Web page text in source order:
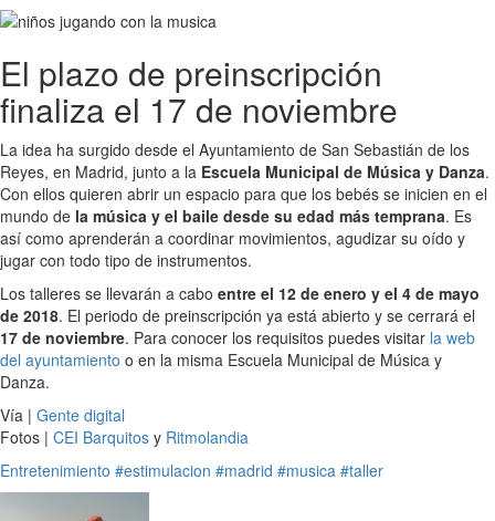
El plazo de preinscripción
finaliza el 17 de noviembre
La idea ha surgido desde el Ayuntamiento de San Sebastián de los
Reyes, en Madrid, junto a la Escuela Municipal de Música y Danza.
Con ellos quieren abrir un espacio para que los bebés se inicien en el
mundo de la música y el baile desde su edad más temprana. Es
así como aprenderán a coordinar movimientos, agudizar su oído y
jugar con todo tipo de instrumentos.
Los talleres se llevarán a cabo entre el 12 de enero y el 4 de mayo
de 2018. El periodo de preinscripción ya está abierto y se cerrará el
17 de noviembre. Para conocer los requisitos puedes visitar la web
del ayuntamiento o en la misma Escuela Municipal de Música y
Danza.
Vía | Gente digital
Fotos | CEI Barquitos y Ritmolandia
Entretenimiento #estimulacion #madrid #musica #taller